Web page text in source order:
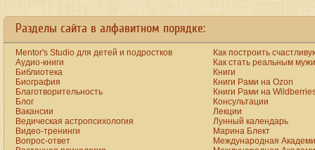
Разделы сайта в алфавитном порядке:
Mentor's Studio для детей и подростков
Аудио-книги
Библиотека
Биография
Благотворительность
Блог
Вакансии
Ведическая астропсихология
Видео-тренинги
Вопрос-ответ
Как построить
Как стать реальным
Книги
Книги Рами на Ozon
Книги Рами на
Консультации
Лекции
Лунный календарь
Марина Блект
Международная